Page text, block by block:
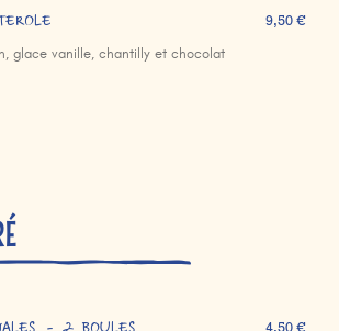
glace vanille, chantilly et chocolat
9,50 €
4,50 €